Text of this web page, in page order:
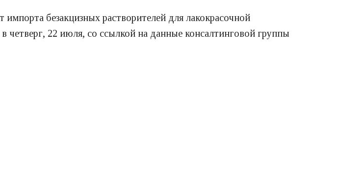
безакцизных растворителей для лакокрасочной
22 июля, со ссылкой на данные консалтинговой группы